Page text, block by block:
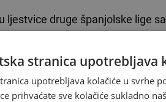
ljestvice druge španjolske lige
je treća
bodova, a izravno u La Ligu
u najviši rang.
stranica upotrebljava
upotrebljava kolačiće u svrhe
prihvaćate sve kolačiće sukladno